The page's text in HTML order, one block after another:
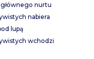
nurtu
nabiera
lupą
wchodzi